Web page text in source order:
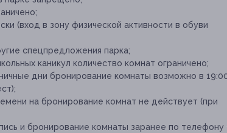
(вход в зону физической активности в обуви
спецпредложения парка;
каникул количество комнат ограничено;
дни бронирование комнаты возможно в
на бронирование комнат не действует (при
и бронирование комнаты заранее по телефону